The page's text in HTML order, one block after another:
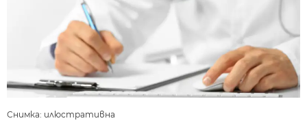
Снимка: илюстративна